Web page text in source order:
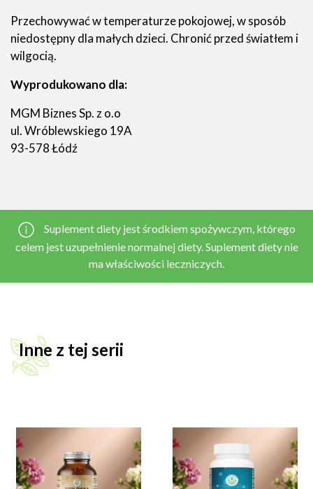
Przechowywać w temperaturze pokojowej, w sposób
niedostępny dla małych dzieci. Chronić przed światłem i
wilgocią.
Wyprodukowano dla:
MGM Biznes Sp. z o.o
ul. Wróblewskiego 19A
93-578 Łódź
Suplement diety jest środkiem spożywczym, którego
celem jest uzupełnienie normalnej diety. Suplement diety nie
ma właściwości leczniczych.
Inne z tej serii